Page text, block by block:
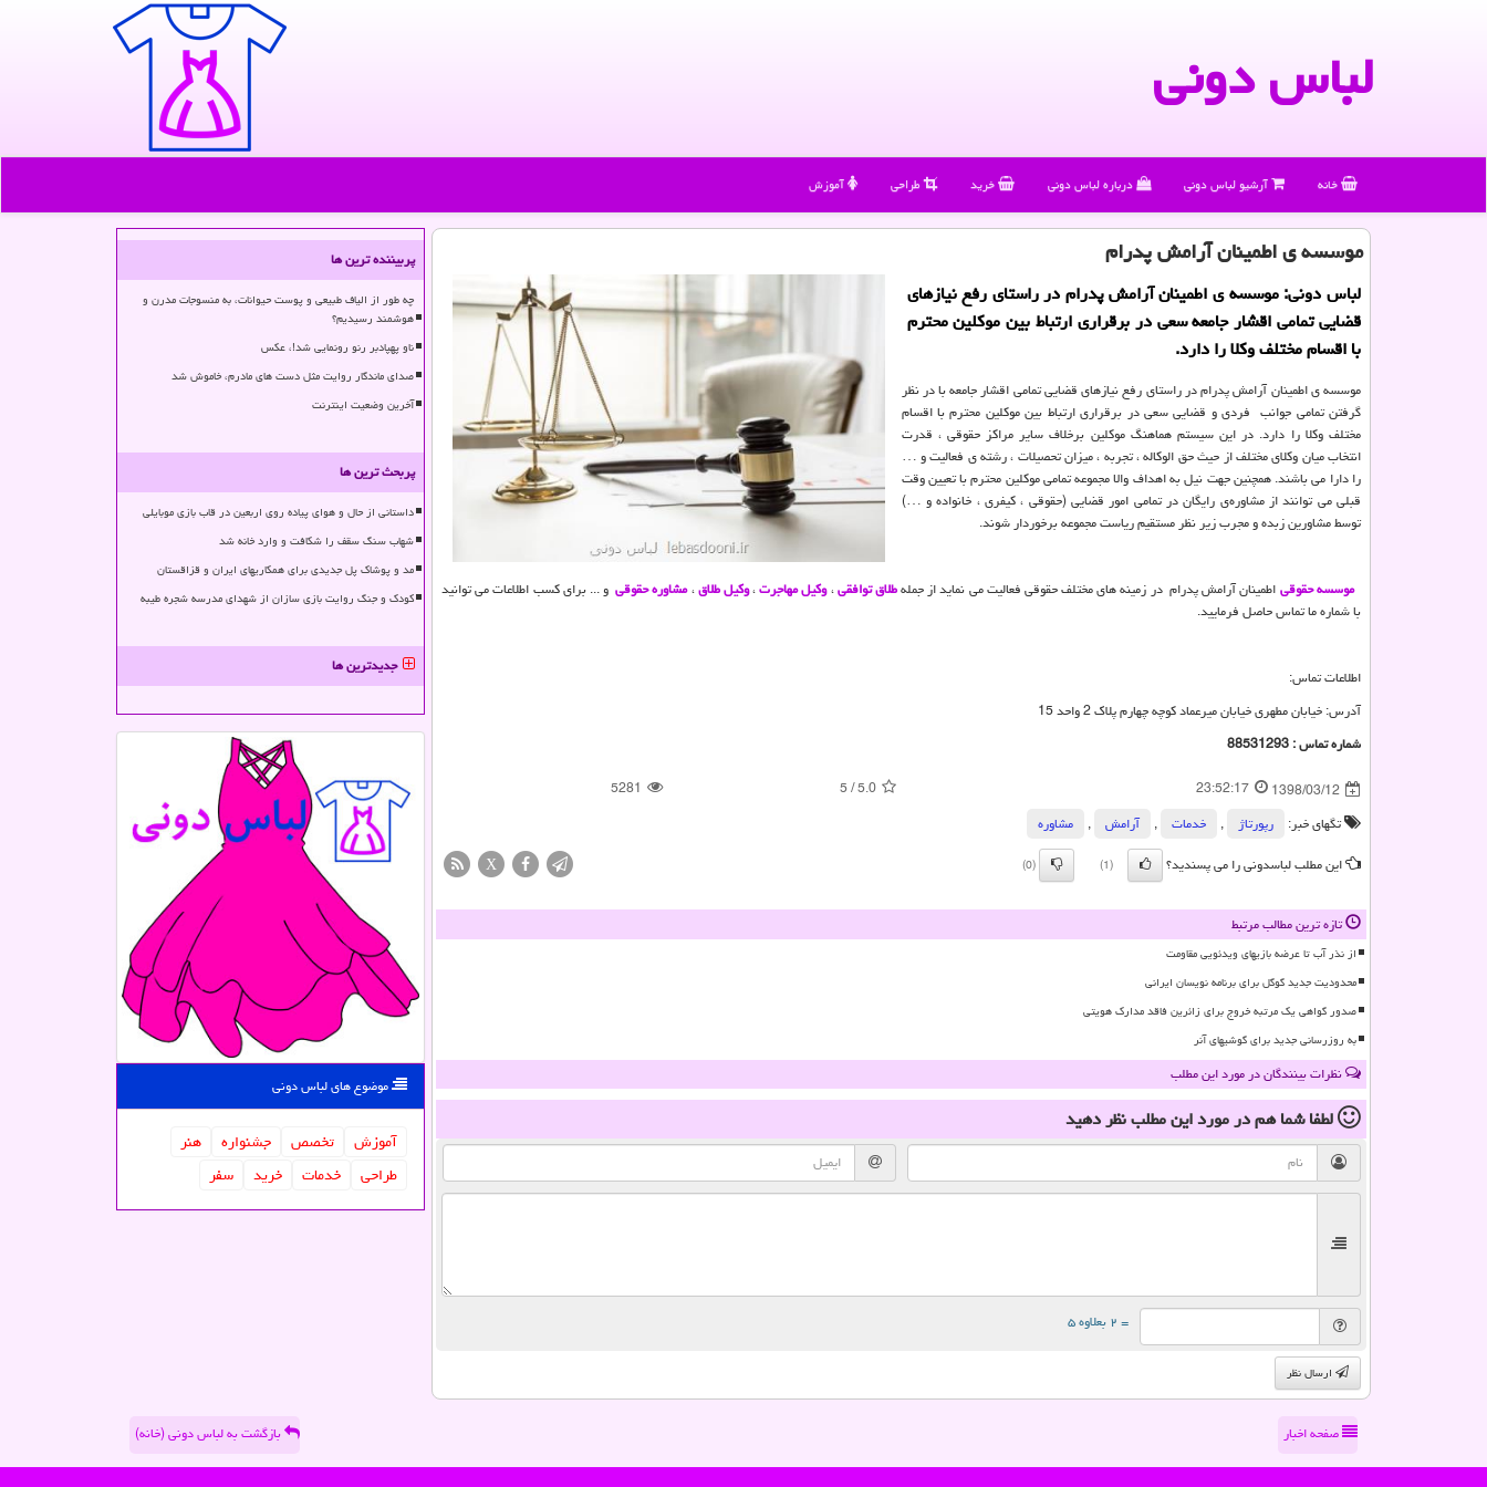
لباس دونی
خانه آرشیو لباس دونی درباره لباس دونی خرید طراحی آموزش
موسسه ی اطمینان آرامش پدرام
لباس دونی: موسسه ی اطمینان آرامش پدرام در راستای رفع نیازهای
قضایی تمامی اقشار جامعه سعی در برقراری ارتباط بین موكلین محترم
با اقسام مختلف وكلا را دارد.
موسسه ی اطمینان آرامش پدرام در راستای رفع نیازهای قضایی تمامی اقشار جامعه با در نظر
گرفتن تمامی جوانب فردی و قضایی سعی در برقراری ارتباط بین موکلین محترم با اقسام
مختلف وکلا را دارد. در این سیستم هماهنگ موکلین برخلاف سایر مراکز حقوقی ، قدرت
انتخاب میان وکلای مختلف از حیث حق الوکاله ، تجربه ، میزان تحصیلات ، رشته ی فعالیت و …
را دارا می باشند. همچنین جهت نیل به اهداف والا مجموعه تمامی موکلین محترم با تعیین وقت
قبلی می توانند از مشاوره‌ی رایگان در تمامی امور قضایی (حقوقی ، کیفری ، خانواده و …)
توسط مشاورین زبده و مجرب زیر نظر مستقیم ریاست مجموعه برخوردار شوند.
موسسه حقوقیاطمینان آرامش پدرام در زمینه های مختلف حقوقی فعالیت می نماید از جملهطلاق توافقی،وکیل مهاجرت،وکیل طلاق،مشاوره حقوقیو ... برای کسب اطلاعات می توانید
با شماره ما تماس حاصل فرمایید.
اطلاعات تماس:
آدرس: خیابان مطهری خیابان میرعماد کوچه چهارم پلاک 2 واحد 15
شماره تماس : 88531293
1398/03/12
23:52:17
5.0
/
5
5281
تگهای خبر:
رپورتاژ , خدمات , آرامش ,
مشاوره
این مطلب لباسدونی را می پسندید؟
(1)
(0)
X
تازه ترین مطالب مرتبط
از نذر آب تا عرضه بازیهای ویدئویی مقاومت
محدودیت جدید گوگل برای برنامه نویسان ایرانی
صدور گواهی یک مرتبه خروج برای زائرین فاقد مدارک هویتی
به روزرسانی جدید برای گوشیهای آنر
نظرات بینندگان در مورد این مطلب
لطفا شما همدر مورد این مطلبنظر دهید
= ۲ بعلاوه ۵
ارسال نظر
پربیننده ترین ها
چه طور از الیاف طبیعی و پوست حیوانات، به منسوجات مدرن و
هوشمند رسیدیم؟
ناو پهپادبر رنو رونمایی شد!، عکس
صدای ماندگار روایت مثل دست های مادرم، خاموش شد
آخرین وضعیت اینترنت
پربحث ترین ها
داستانی از حال و هوای پیاده روی اربعین در قاب بازی موبایلی
شهاب سنگ سقف را شکافت و وارد خانه شد
مد و پوشاک پل جدیدی برای همکاریهای ایران و قزاقستان
کودک و جنگ روایت بازی سازان از شهدای مدرسه شجره طیبه
جدیدترین ها
موضوع های لباس دونی
آموزش تخصص جشنواره
هنر
طراحی
خدمات خرید سفر
صفحه اخبار بازگشت به لباس دونی (خانه)